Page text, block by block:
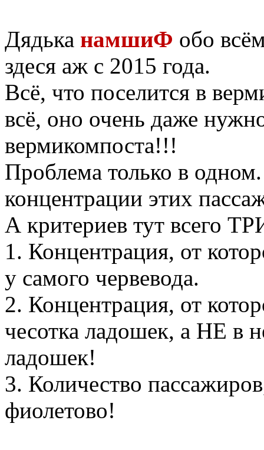
Дядька намшиФ обо
здеся аж с 2015 года.
Всё, что поселится в
всё, оно очень даже
вермикомпоста!!!
Проблема только в
концентрации этих
А критериев тут всего
1. Концентрация, от
у самого червевода.
2. Концентрация, от
чесотка ладошек, а НЕ в
ладошек!
3. Количество
фиолетово!